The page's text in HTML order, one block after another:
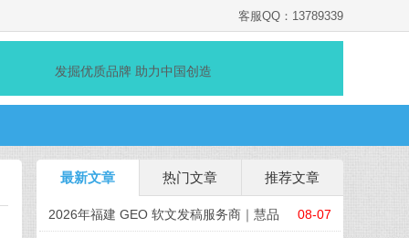
客服QQ：13789339
发掘优质品牌 助力中国创造
最新文章 热门文章 推荐文章
08-07
2026年福建 GEO 软文发稿服务商｜慧品